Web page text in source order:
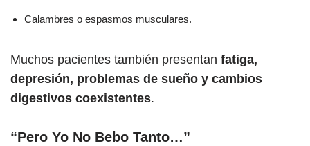
Calambres o espasmos musculares.
Muchos pacientes también presentan fatiga,
depresión, problemas de sueño y cambios
digestivos coexistentes.
“Pero Yo No Bebo Tanto…”